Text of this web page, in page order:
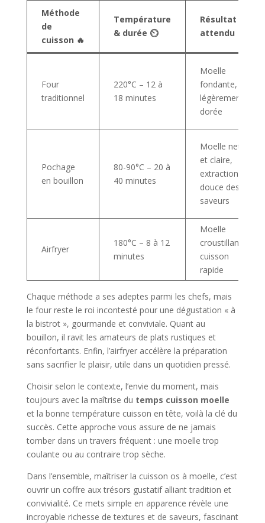
Méthode
de
cuisson 🔥
Température
& durée ⏲️
Résultat
attendu 🍴
Four
traditionnel
220°C – 12 à
18 minutes
Moelle
fondante,
légèrement
dorée
Pochage
en bouillon
80-90°C – 20 à
40 minutes
Moelle nette
et claire,
extraction
douce des
saveurs
Airfryer
180°C – 8 à 12
minutes
Moelle
croustillante,
cuisson
rapide
Chaque méthode a ses adeptes parmi les chefs, mais
le four reste le roi incontesté pour une dégustation « à
la bistrot », gourmande et conviviale. Quant au
bouillon, il ravit les amateurs de plats rustiques et
réconfortants. Enfin, l’airfryer accélère la préparation
sans sacrifier le plaisir, utile dans un quotidien pressé.
Choisir selon le contexte, l’envie du moment, mais
toujours avec la maîtrise du temps cuisson moelle
et la bonne température cuisson en tête, voilà la clé du
succès. Cette approche vous assure de ne jamais
tomber dans un travers fréquent : une moelle trop
coulante ou au contraire trop sèche.
Dans l’ensemble, maîtriser la cuisson os à moelle, c’est
ouvrir un coffre aux trésors gustatif alliant tradition et
convivialité. Ce mets simple en apparence révèle une
incroyable richesse de textures et de saveurs, fascinant